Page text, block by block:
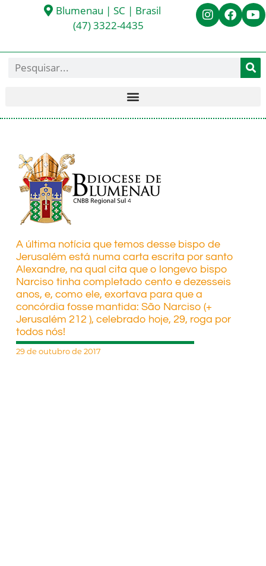
Blumenau | SC | Brasil
(47) 3322-4435
A última notícia que temos desse bispo de
Jerusalém está numa carta escrita por santo
Alexandre, na qual cita que o longevo bispo
Narciso tinha completado cento e dezesseis
anos, e, como ele, exortava para que a
concórdia fosse mantida: São Narciso (+
Jerusalém 212 ), celebrado hoje, 29, roga por
todos nós!
29 de outubro de 2017